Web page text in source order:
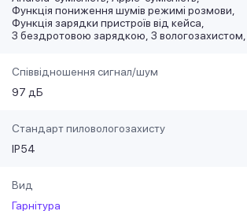
Функція пониження шумів режимі розмови
Функція зарядки пристроїв від кейса
З бездротовою зарядкою З вологозахистом
Співвідношення сигнал/шум
97 дБ
Стандарт пиловологозахисту
IP54
Вид
Гарнітура